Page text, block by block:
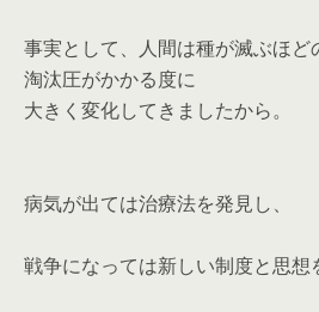
事実として、人間は種が滅ぶほど
淘汰圧がかかる度に
大きく変化してきましたから。
病気が出ては治療法を発見し、
戦争になっては新しい制度と思想